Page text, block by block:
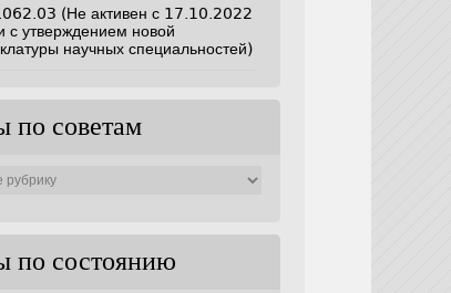
(Не активен с 17.10.2022
с утверждением новой
научных специальностей)
по советам
по состоянию